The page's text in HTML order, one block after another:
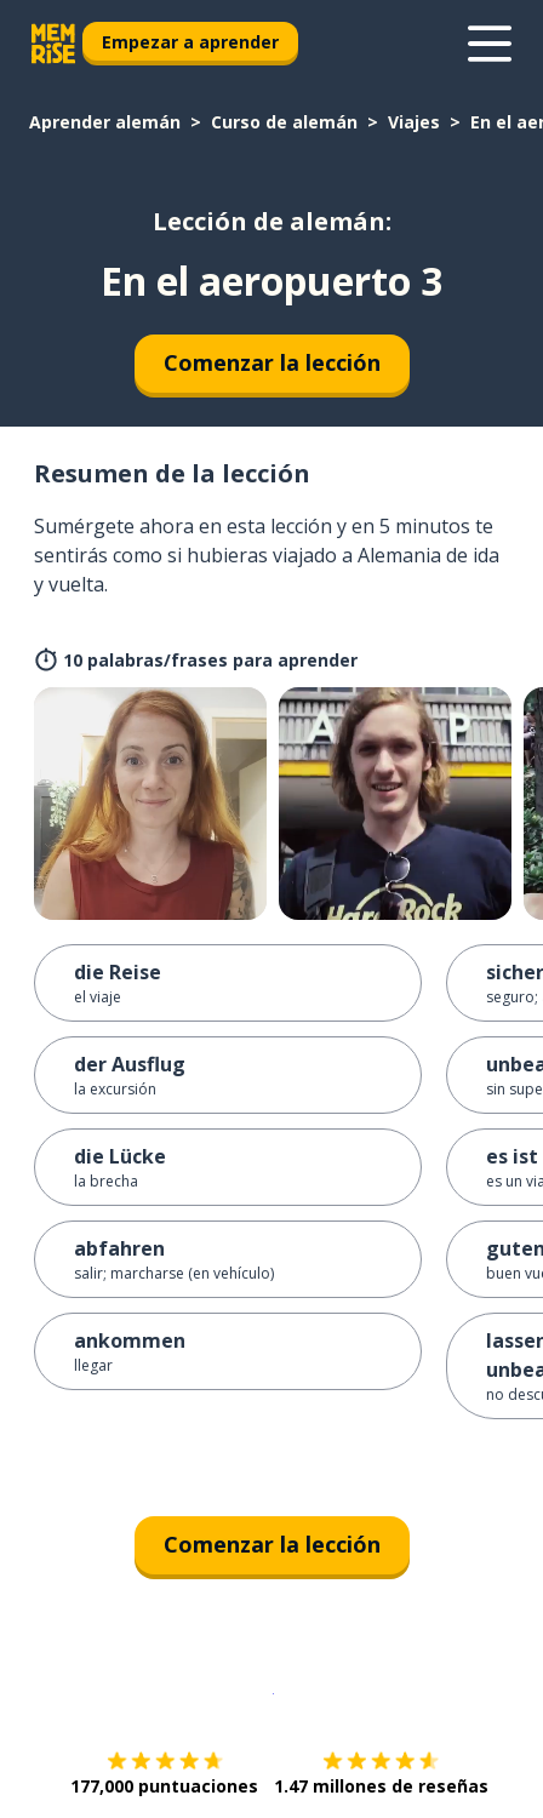
Empezar a aprender
Aprender alemán Curso de alemán Viajes En el
Lección de alemán:
En el aeropuerto 3
Comenzar la lección
Resumen de la lección
Sumérgete ahora en esta lección y en 5 minutos te
sentirás como si hubieras viajado a Alemania de ida
y vuelta.
10 palabras/frases para aprender
die Reise
el viaje
der Ausflug
la excursión
die Lücke
la brecha
abfahren
salir; marcharse (en vehículo)
ankommen
llegar
sicher
seguro;
sin
es ist
es un
buen
no
Comenzar la lección
177,000 puntuaciones 1.47 millones de reseñas